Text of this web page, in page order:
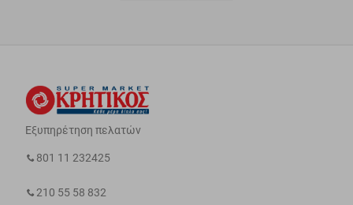
Εξυπηρέτηση πελατών
801 11 232425
210 55 58 832